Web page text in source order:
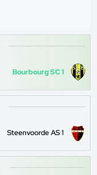
Bourbourg SC 1
Steenvoorde AS 1